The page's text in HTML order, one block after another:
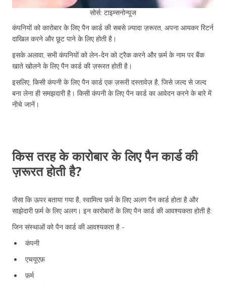
सोर्स: टाइम्सनोन्यूज
कंपनियों को कारोबार के लिए पैन कार्ड की सबसे ज़्यादा ज़रूरत, अपना आयकर रिटर्न
दाखिल करने और छूट पाने के लिए होती है।
इसके अलावा, सभी कंपनियों को लेन-देन को ट्रैक करने और फ़र्म के नाम पर बैंक
खाते खोलने के लिए पैन कार्ड की ज़रूरत होती है।
इसलिए, किसी कंपनी के लिए पैन कार्ड एक ज़रूरी दस्तावेज़ है, जिसे जल्द से जल्द
बना लेना ही समझदारी है। किसी कंपनी के लिए पैन कार्ड का आवेदन करने के बारे में
नीचे जानें।
किस तरह के कारोबार के लिए पैन कार्ड की
ज़रूरत होती है?
जैसा कि ऊपर बताया गया है, स्वामित्व फ़र्म के लिए अलग पैन कार्ड होता है और
साझेदारी फ़र्म के लिए अलग। इन कारोबारों के लिए पैन कार्ड की आवश्यकता होती है:
जिन संस्थाओं को पैन कार्ड की आवश्यकता है -
कंपनी
एचयूएफ़
फ़र्म